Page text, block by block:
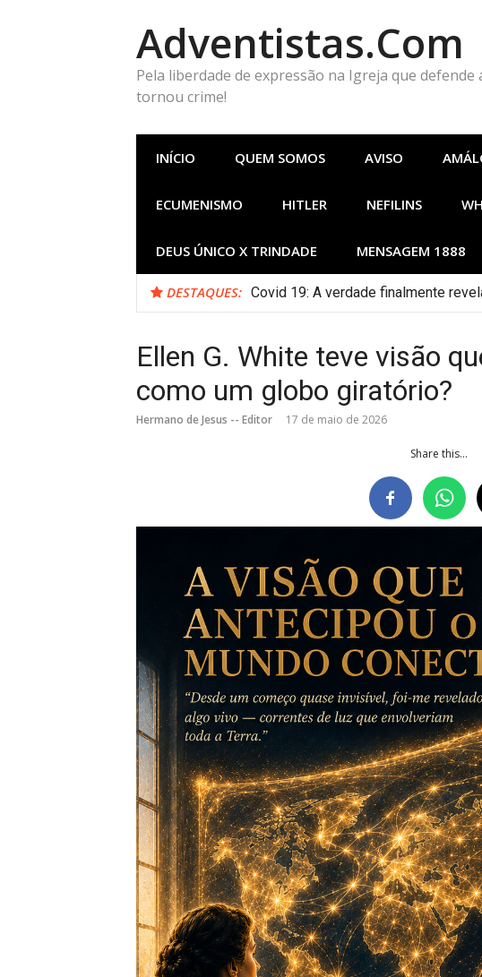
Adventistas.Com
Pela liberdade de expressão na Igreja que
tornou crime!
INÍCIO QUEM SOMOS AVISO
ECUMENISMO HITLER NEFILINS
DEUS ÚNICO X TRINDADE MENSAGEM 1888
DESTAQUES: Covid 19: A verdade finalmente
Ellen G. White teve visão
como um globo giratório?
Hermano de Jesus -- Editor 17 de maio de 2026
Share this...